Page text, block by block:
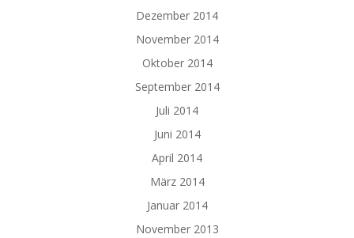
Dezember 2014
November 2014
Oktober 2014
September 2014
Juli 2014
Juni 2014
April 2014
März 2014
Januar 2014
November 2013